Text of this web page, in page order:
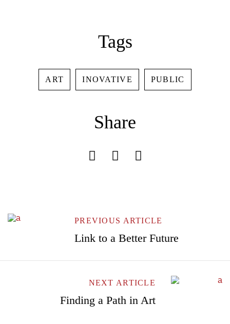
Tags
ART INOVATIVE PUBLIC
Share
PREVIOUS ARTICLE
Link to a Better Future
NEXT ARTICLE
Finding a Path in Art
Lost Password?
Remember Me
Don’t have an account?